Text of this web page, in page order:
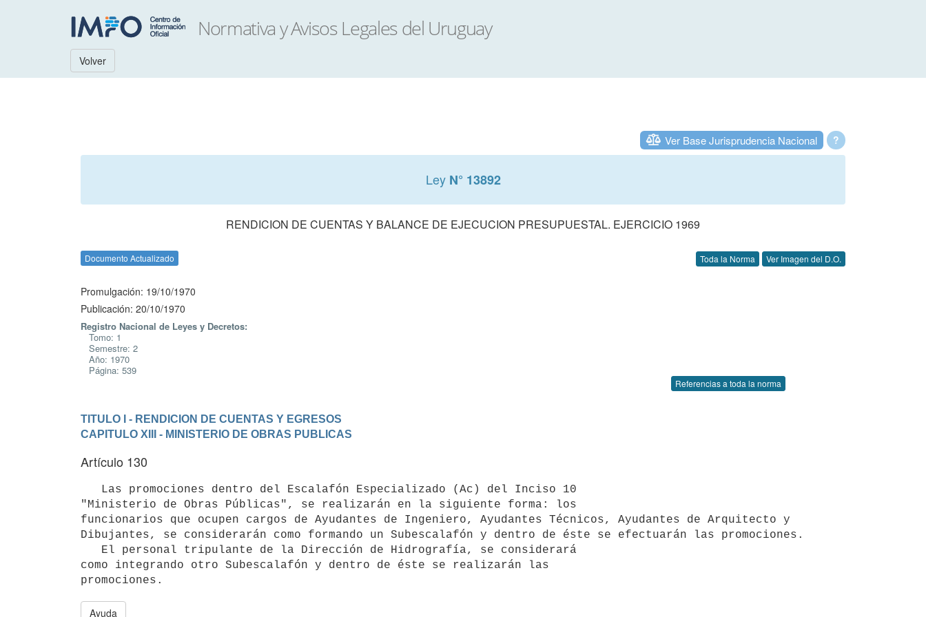
Volver
?
Ver Base Jurisprudencia Nacional
Ley N° 13892
RENDICION DE CUENTAS Y BALANCE DE EJECUCION PRESUPUESTAL. EJERCICIO 1969
Documento Actualizado Toda la Norma Ver Imagen del D.O.
Promulgación: 19/10/1970
Publicación: 20/10/1970
Registro Nacional de Leyes y Decretos:
Tomo: 1
Semestre: 2
Año: 1970
Página: 539
Referencias a toda la norma
TITULO I - RENDICION DE CUENTAS Y EGRESOS
CAPITULO XIII - MINISTERIO DE OBRAS PUBLICAS
Artículo 130
"Ministerio de Obras Públicas", se realizarán en la siguiente forma: los
funcionarios que ocupen cargos de Ayudantes de Ingeniero, Ayudantes Técnicos, Ayudantes de Arquitecto y
Dibujantes, se considerarán como formando un Subescalafón y dentro de éste se efectuarán las promociones.
como integrando otro Subescalafón y dentro de éste se realizarán las
promociones.
Ayuda